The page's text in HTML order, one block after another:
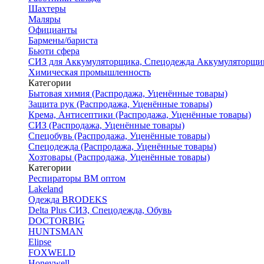
Шахтеры
Маляры
Официанты
Бармены/бариста
Бьюти сфера
СИЗ для Аккумуляторщика, Спецодежда
Химическая промышленность
Категории
Бытовая химия (Распродажа, Уценённые товары)
Защита рук (Распродажа, Уценённые товары)
Крема, Антисептики (Распродажа, Уценённые товары)
СИЗ (Распродажа, Уценённые товары)
Спецобувь (Распродажа, Уценённые товары)
Спецодежда (Распродажа, Уценённые товары)
Хозтовары (Распродажа, Уценённые товары)
Категории
Респираторы ВМ оптом
Lakeland
Одежда BRODEKS
Delta Plus СИЗ, Спецодежда, Обувь
DOCTORBIG
HUNTSMAN
Elipse
FOXWELD